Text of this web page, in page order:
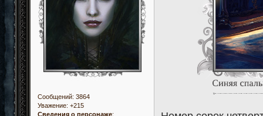
Сообщений: 3864
Уважение: +215
Сведения о персонаже: